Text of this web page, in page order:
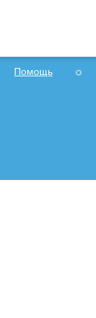
Помощь